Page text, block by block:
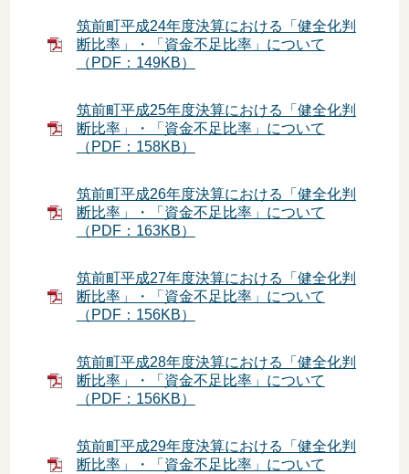
筑前町平成24年度決算における「健全化判
断比率」・「資金不足比率」について
（PDF：149KB）
筑前町平成25年度決算における「健全化判
断比率」・「資金不足比率」について
（PDF：158KB）
筑前町平成26年度決算における「健全化判
断比率」・「資金不足比率」について
（PDF：163KB）
筑前町平成27年度決算における「健全化判
断比率」・「資金不足比率」について
（PDF：156KB）
筑前町平成28年度決算における「健全化判
断比率」・「資金不足比率」について
（PDF：156KB）
筑前町平成29年度決算における「健全化判
断比率」・「資金不足比率」について